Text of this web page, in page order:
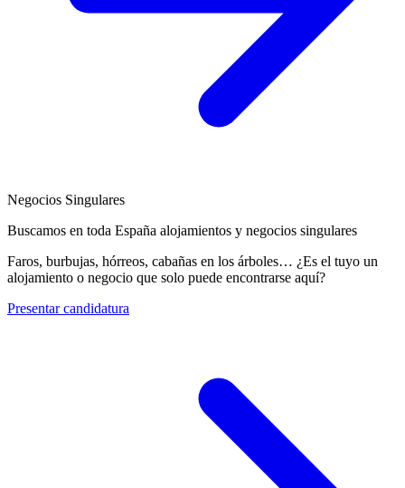
Negocios Singulares
Buscamos en toda España alojamientos y negocios singulares
Faros, burbujas, hórreos, cabañas en los árboles… ¿Es el tuyo un
alojamiento o negocio que solo puede encontrarse aquí?
Presentar candidatura